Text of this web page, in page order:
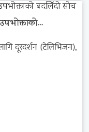
दूरदर्शन (टेलिभिजन),